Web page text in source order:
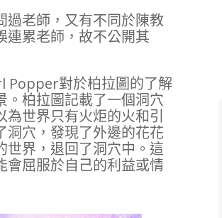
過老師，又有不同於陳教
連累老師，故不公開其
Popper對於柏拉圖的了解
。柏拉圖記載了一個洞穴
世界只有火炬的火和引
洞穴，發現了外邊的花花
世界，退回了洞穴中。這
會屈服於自己的利益或情